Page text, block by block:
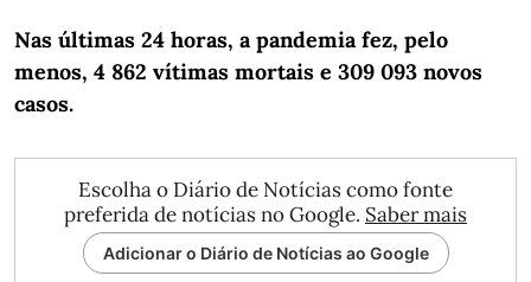
Nas últimas 24 horas, a pandemia fez, pelo
menos, 4 862 vítimas mortais e 309 093 novos
casos.
Escolha o Diário de Notícias como fonte
preferida de notícias no Google. Saber mais
Adicionar o Diário de Notícias ao Google